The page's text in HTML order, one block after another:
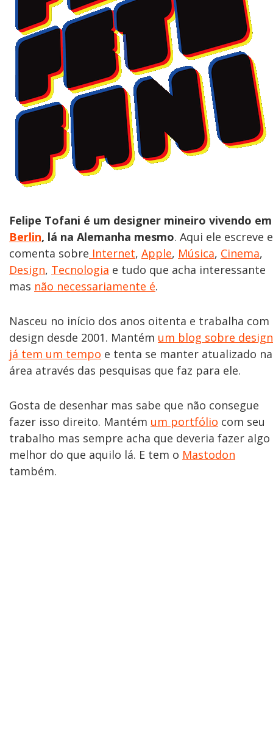
Felipe Tofani é um designer mineiro vivendo em
Berlin, lá na Alemanha mesmo. Aqui ele escreve e
comenta sobre Internet, Apple, Música, Cinema,
Design, Tecnologia e tudo que acha interessante
mas não necessariamente é.
Nasceu no início dos anos oitenta e trabalha com
design desde 2001. Mantém um blog sobre design
já tem um tempo e tenta se manter atualizado na
área através das pesquisas que faz para ele.
Gosta de desenhar mas sabe que não consegue
fazer isso direito. Mantém um portfólio com seu
trabalho mas sempre acha que deveria fazer algo
melhor do que aquilo lá. E tem o Mastodon
também.